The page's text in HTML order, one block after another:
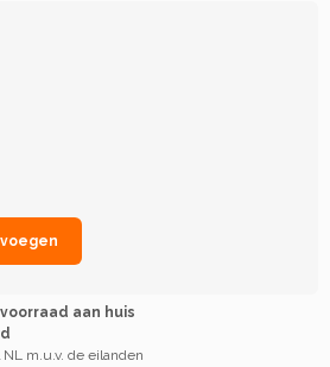
aan huis
NL m.u.v. de eilanden